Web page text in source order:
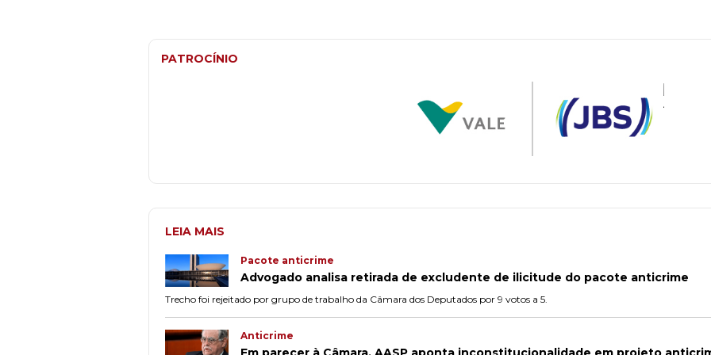
PATROCÍNIO
LEIA MAIS
Pacote anticrime
Advogado analisa retirada de excludente de ilicitude do pacote anticrime
Trecho foi rejeitado por grupo de trabalho da Câmara dos Deputados por 9 votos a 5.
Anticrime